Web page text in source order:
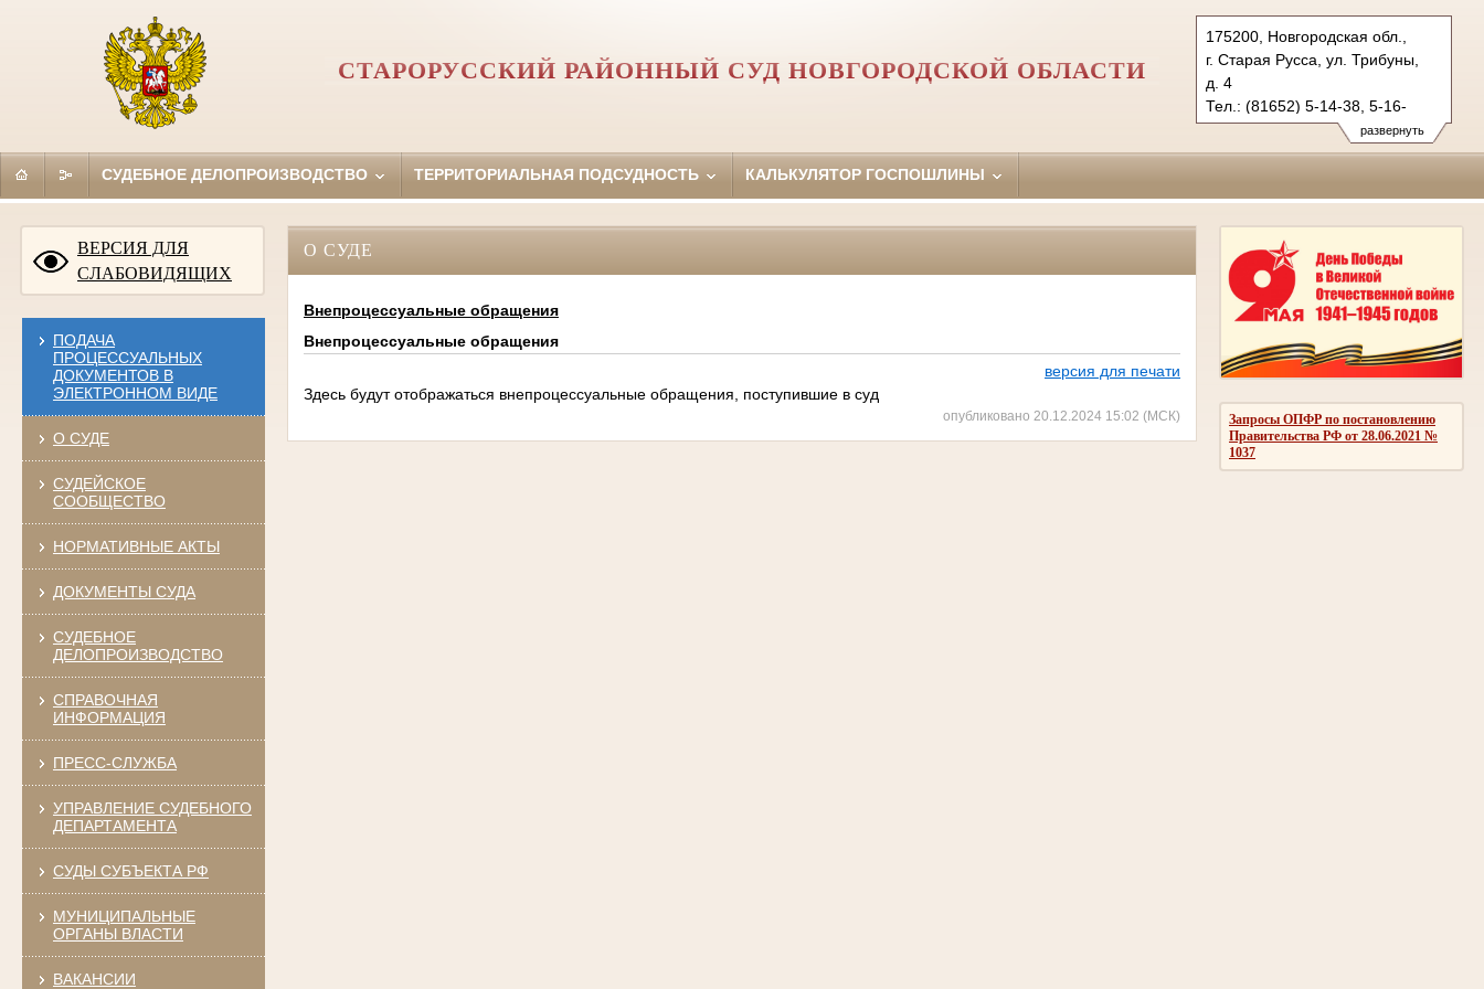
развернуть
175200, Новгородская обл.,
г. Старая Русса, ул. Трибуны,
д. 4
Тел.: (81652) 5-14-38, 5-16-
91 (ф.)
starorussky.nvg@sudrf.ru
СТАРОРУССКИЙ РАЙОННЫЙ СУД НОВГОРОДСКОЙ ОБЛАСТИ
СУДЕБНОЕ ДЕЛОПРОИЗВОДСТВО ТЕРРИТОРИАЛЬНАЯ ПОДСУДНОСТЬ КАЛЬКУЛЯТОР ГОСПОШЛИНЫ
ВЕРСИЯ ДЛЯ
СЛАБОВИДЯЩИХ
ПОДАЧА
ПРОЦЕССУАЛЬНЫХ
ДОКУМЕНТОВ В
ЭЛЕКТРОННОМ ВИДЕ
О СУДЕ
СУДЕЙСКОЕ
СООБЩЕСТВО
НОРМАТИВНЫЕ АКТЫ
ДОКУМЕНТЫ СУДА
СУДЕБНОЕ
ДЕЛОПРОИЗВОДСТВО
СПРАВОЧНАЯ
ИНФОРМАЦИЯ
ПРЕСС-СЛУЖБА
УПРАВЛЕНИЕ СУДЕБНОГО
ДЕПАРТАМЕНТА
СУДЫ СУБЪЕКТА РФ
МУНИЦИПАЛЬНЫЕ
ОРГАНЫ ВЛАСТИ
ВАКАНСИИ
Запросы ОПФР по постановлению
Правительства РФ от 28.06.2021 №
1037
О СУДЕ
Внепроцессуальные обращения
Внепроцессуальные обращения
версия для печати
Здесь будут отображаться внепроцессуальные обращения, поступившие в суд
опубликовано 20.12.2024 15:02 (МСК)